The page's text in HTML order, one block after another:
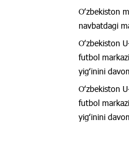
Oʻzbekiston
navbatdagi
Oʻzbekiston
futbol
yigʻinini
Oʻzbekiston
futbol
yigʻinini